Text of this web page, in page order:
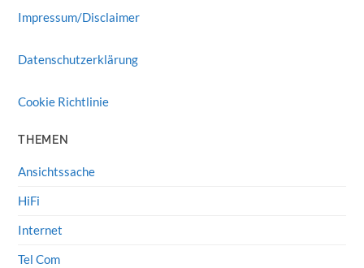
Impressum/Disclaimer
Datenschutzerklärung
Cookie Richtlinie
THEMEN
Ansichtssache
HiFi
Internet
Tel Com